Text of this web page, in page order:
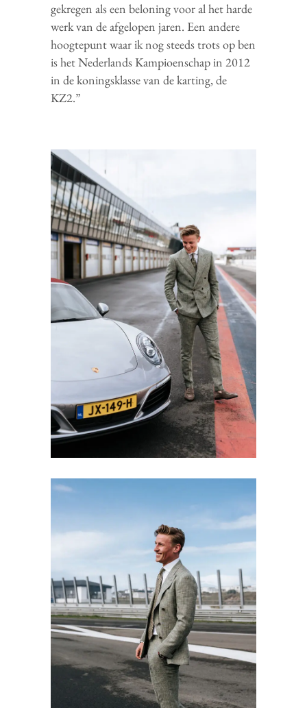
gekregen als een beloning voor al het harde
werk van de afgelopen jaren. Een andere
hoogtepunt waar ik nog steeds trots op ben
is het Nederlands Kampioenschap in 2012
in de koningsklasse van de karting, de
KZ2.”